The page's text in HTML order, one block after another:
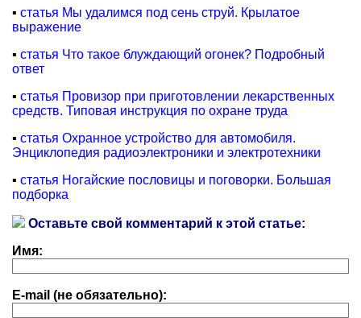
▪ статья Мы удалимся под сень струй. Крылатое
выражение
▪ статья Что такое блуждающий огонек? Подробный
ответ
▪ статья Провизор при приготовлении лекарственных
средств. Типовая инструкция по охране труда
▪ статья Охранное устройство для автомобиля.
Энциклопедия радиоэлектроники и электротехники
▪ статья Ногайские пословицы и поговорки. Большая
подборка
Оставьте свой комментарий к этой статье:
Имя:
E-mail (не обязательно):